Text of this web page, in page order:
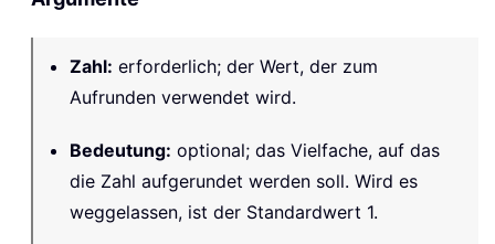
Zahl: erforderlich; der Wert, der zum
Aufrunden verwendet wird.
Bedeutung: optional; das Vielfache, auf das
die Zahl aufgerundet werden soll. Wird es
weggelassen, ist der Standardwert 1.